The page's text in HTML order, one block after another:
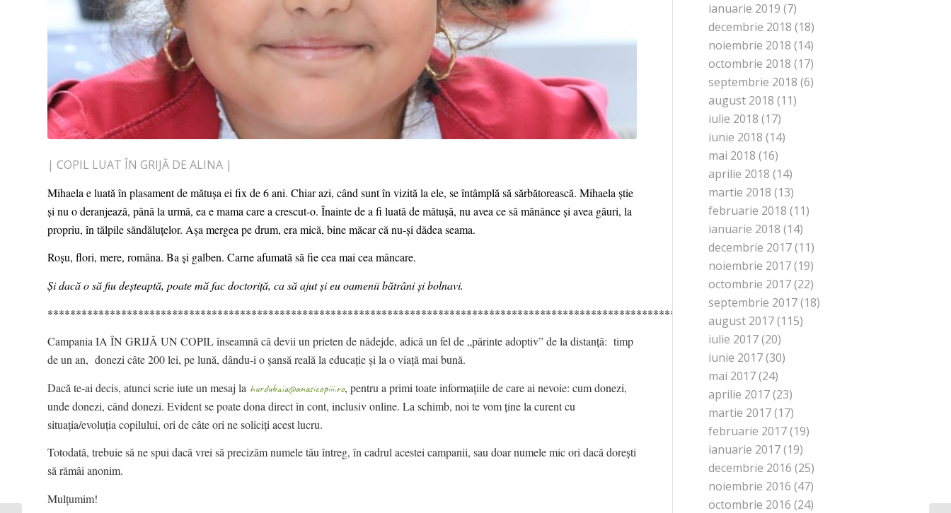
| COPIL LUAT ÎN GRIJĂ DE ALINA |
Mihaela e luată în plasament de mătușa ei fix de 6 ani. Chiar azi, când sunt în vizită la ele, se întâmplă să sărbătorească. Mihaela știe
și nu o deranjează, până la urmă, ea e mama care a crescut-o. Înainte de a fi luată de mătușă, nu avea ce să mănânce și avea găuri, la
propriu, în tălpile săndăluțelor. Așa mergea pe drum, era mică, bine măcar că nu-și dădea seama.
Roșu, flori, mere, româna. Ba și galben. Carne afumată să fie cea mai cea mâncare.
Și dacă o să fiu deșteaptă, poate mă fac doctoriță, ca să ajut și eu oamenii bătrâni și bolnavi.
****************************************************************************************************************************
Campania IA ÎN GRIJĂ UN COPIL înseamnă că devii un prieten de nădejde, adică un fel de „părinte adoptiv” de la distanță: timp
de un an, donezi câte 200 lei, pe lună, dându-i o șansă reală la educație și la o viață mai bună.
Dacă te-ai decis, atunci scrie iute un mesaj la hurdubaia@anasicopiii.ro, pentru a primi toate informațiile de care ai nevoie: cum donezi,
unde donezi, când donezi. Evident se poate dona direct în cont, inclusiv online. La schimb, noi te vom ține la curent cu
situația/evoluția copilului, ori de câte ori ne soliciți acest lucru.
Totodată, trebuie să ne spui dacă vrei să precizăm numele tău întreg, în cadrul acestei campanii, sau doar numele mic ori dacă dorești
să rămâi anonim.
Mulțumim!
ianuarie 2019 (7)
decembrie 2018 (18)
noiembrie 2018 (14)
octombrie 2018 (17)
septembrie 2018 (6)
august 2018 (11)
iulie 2018 (17)
iunie 2018 (14)
mai 2018 (16)
aprilie 2018 (14)
martie 2018 (13)
februarie 2018 (11)
ianuarie 2018 (14)
decembrie 2017(11)
noiembrie 2017(19)
octombrie 2017(22)
septembrie 2017(18)
august 2017(115)
iulie 2017(20)
iunie 2017(30)
mai 2017(24)
aprilie 2017(23)
martie 2017(17)
februarie 2017(19)
ianuarie 2017(19)
decembrie 2016 (25)
noiembrie 2016 (47)
octombrie 2016 (24)